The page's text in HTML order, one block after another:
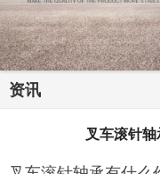
资讯
叉车滚针